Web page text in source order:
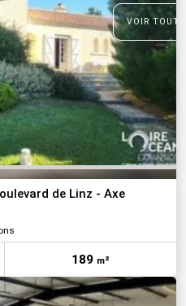
VOIR
de Linz - Axe
189 m²